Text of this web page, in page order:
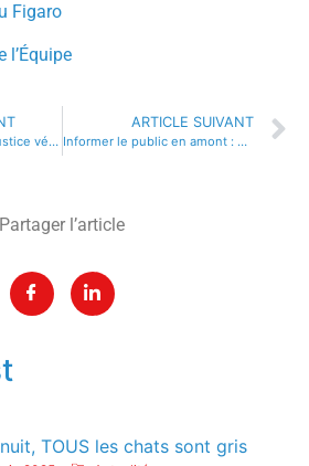
Figaro
l’Équipe
En cas d’accident, la justice vérifie tout. Par principe
ARTICLE SUIVANT
Informer le public en amont : évident ! et pas toujours (bien) fait
Partager l’article
TOUS les chats sont gris